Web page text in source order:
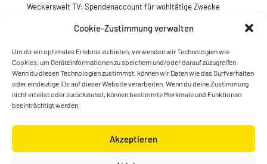
Cookie-Zustimmung verwalten
Um dir ein optimales Erlebnis zu bieten, verwenden wir Technologien wie
Cookies, um Geräteinformationen zu speichern und/oder darauf zuzugreifen.
Wenn du diesen Technologien zustimmst, können wir Daten wie das Surfverhalten
oder eindeutige IDs auf dieser Website verarbeiten. Wenn du deine Zustimmung
nicht erteilst oder zurückziehst, können bestimmte Merkmale und Funktionen
beeinträchtigt werden.
Akzeptieren
Weckerswelt TV: Spendenaccount für wohltätige Zwecke
Jetzt spenden
© Konstantin Wecker | gestaltet von